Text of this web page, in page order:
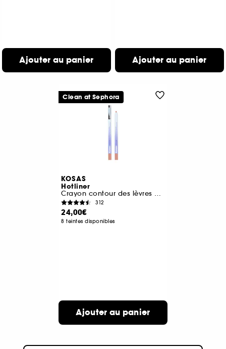
Ajouter au panier Ajouter au panier
KOSAS
Hotliner
Crayon contour des lèvres à l'acide hyaluronique
312
24,00€
8 teintes disponibles
Ajouter au panier
Clean at Sephora